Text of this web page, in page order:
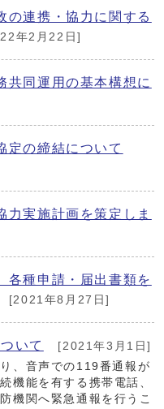
の連携・協力に関する
年2月22日]
共同運用の基本構想に
定の締結について
力実施計画を策定しま
各種申請・届出書類を
[2021年8月27日]
いて
[2021年3月1日]
、音声での119番通報が
機能を有する携帯電話、
機関へ緊急通報を行うこ